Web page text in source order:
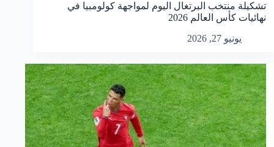
تشكيلة منتخب البرتغال اليوم لمواجهة كولومبيا في
نهائيات كأس العالم 2026
يونيو 27, 2026